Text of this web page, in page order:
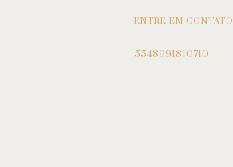
ENTRE EM CONTATO
5548991810710